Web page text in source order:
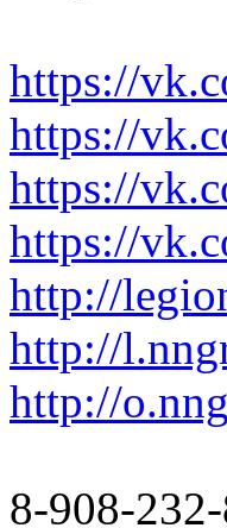
https://
https://
https://
https://
http://
http://
http://
8-908-